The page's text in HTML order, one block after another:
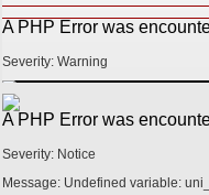
A PHP Error was
Severity: Warning
A PHP Error was
A PHP Error was
Severity: Notice
Message: Undefined variable: